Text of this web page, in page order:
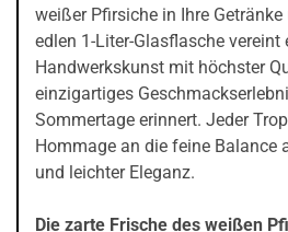
weißer Pfirsiche in Ihre
edlen 1-Liter-Glasflasche
Handwerkskunst mit höchster
einzigartiges
Sommertage erinnert. Jeder
Hommage an die feine Balance
und leichter Eleganz.
Die zarte Frische des weißen